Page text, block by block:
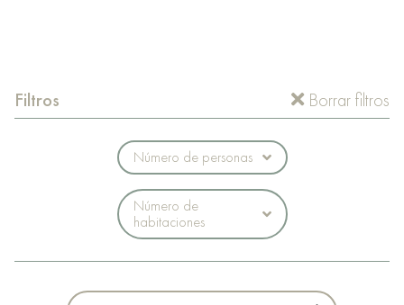
Filtros Borrar filtros
Número de personas
Número de
habitaciones